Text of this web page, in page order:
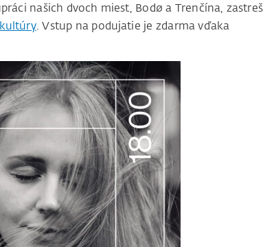
našich dvoch miest, Bodø a Trenčína,
. Vstup na podujatie je zdarma vďaka